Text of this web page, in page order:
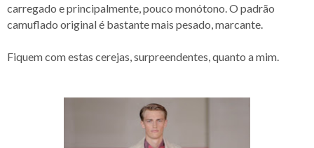
carregado e principalmente, pouco monótono. O padrão
camuflado original é bastante mais pesado, marcante.
Fiquem com estas cerejas, surpreendentes, quanto a mim.